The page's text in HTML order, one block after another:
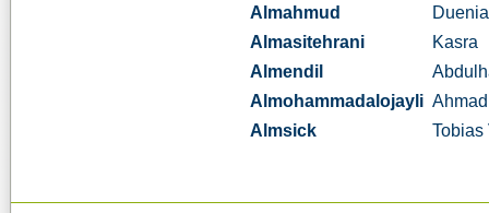
Almahmud
Duenia
Almasitehrani
Kasra
Almendil
Almohammadalojayli Ahmad
Almsick
Tobias